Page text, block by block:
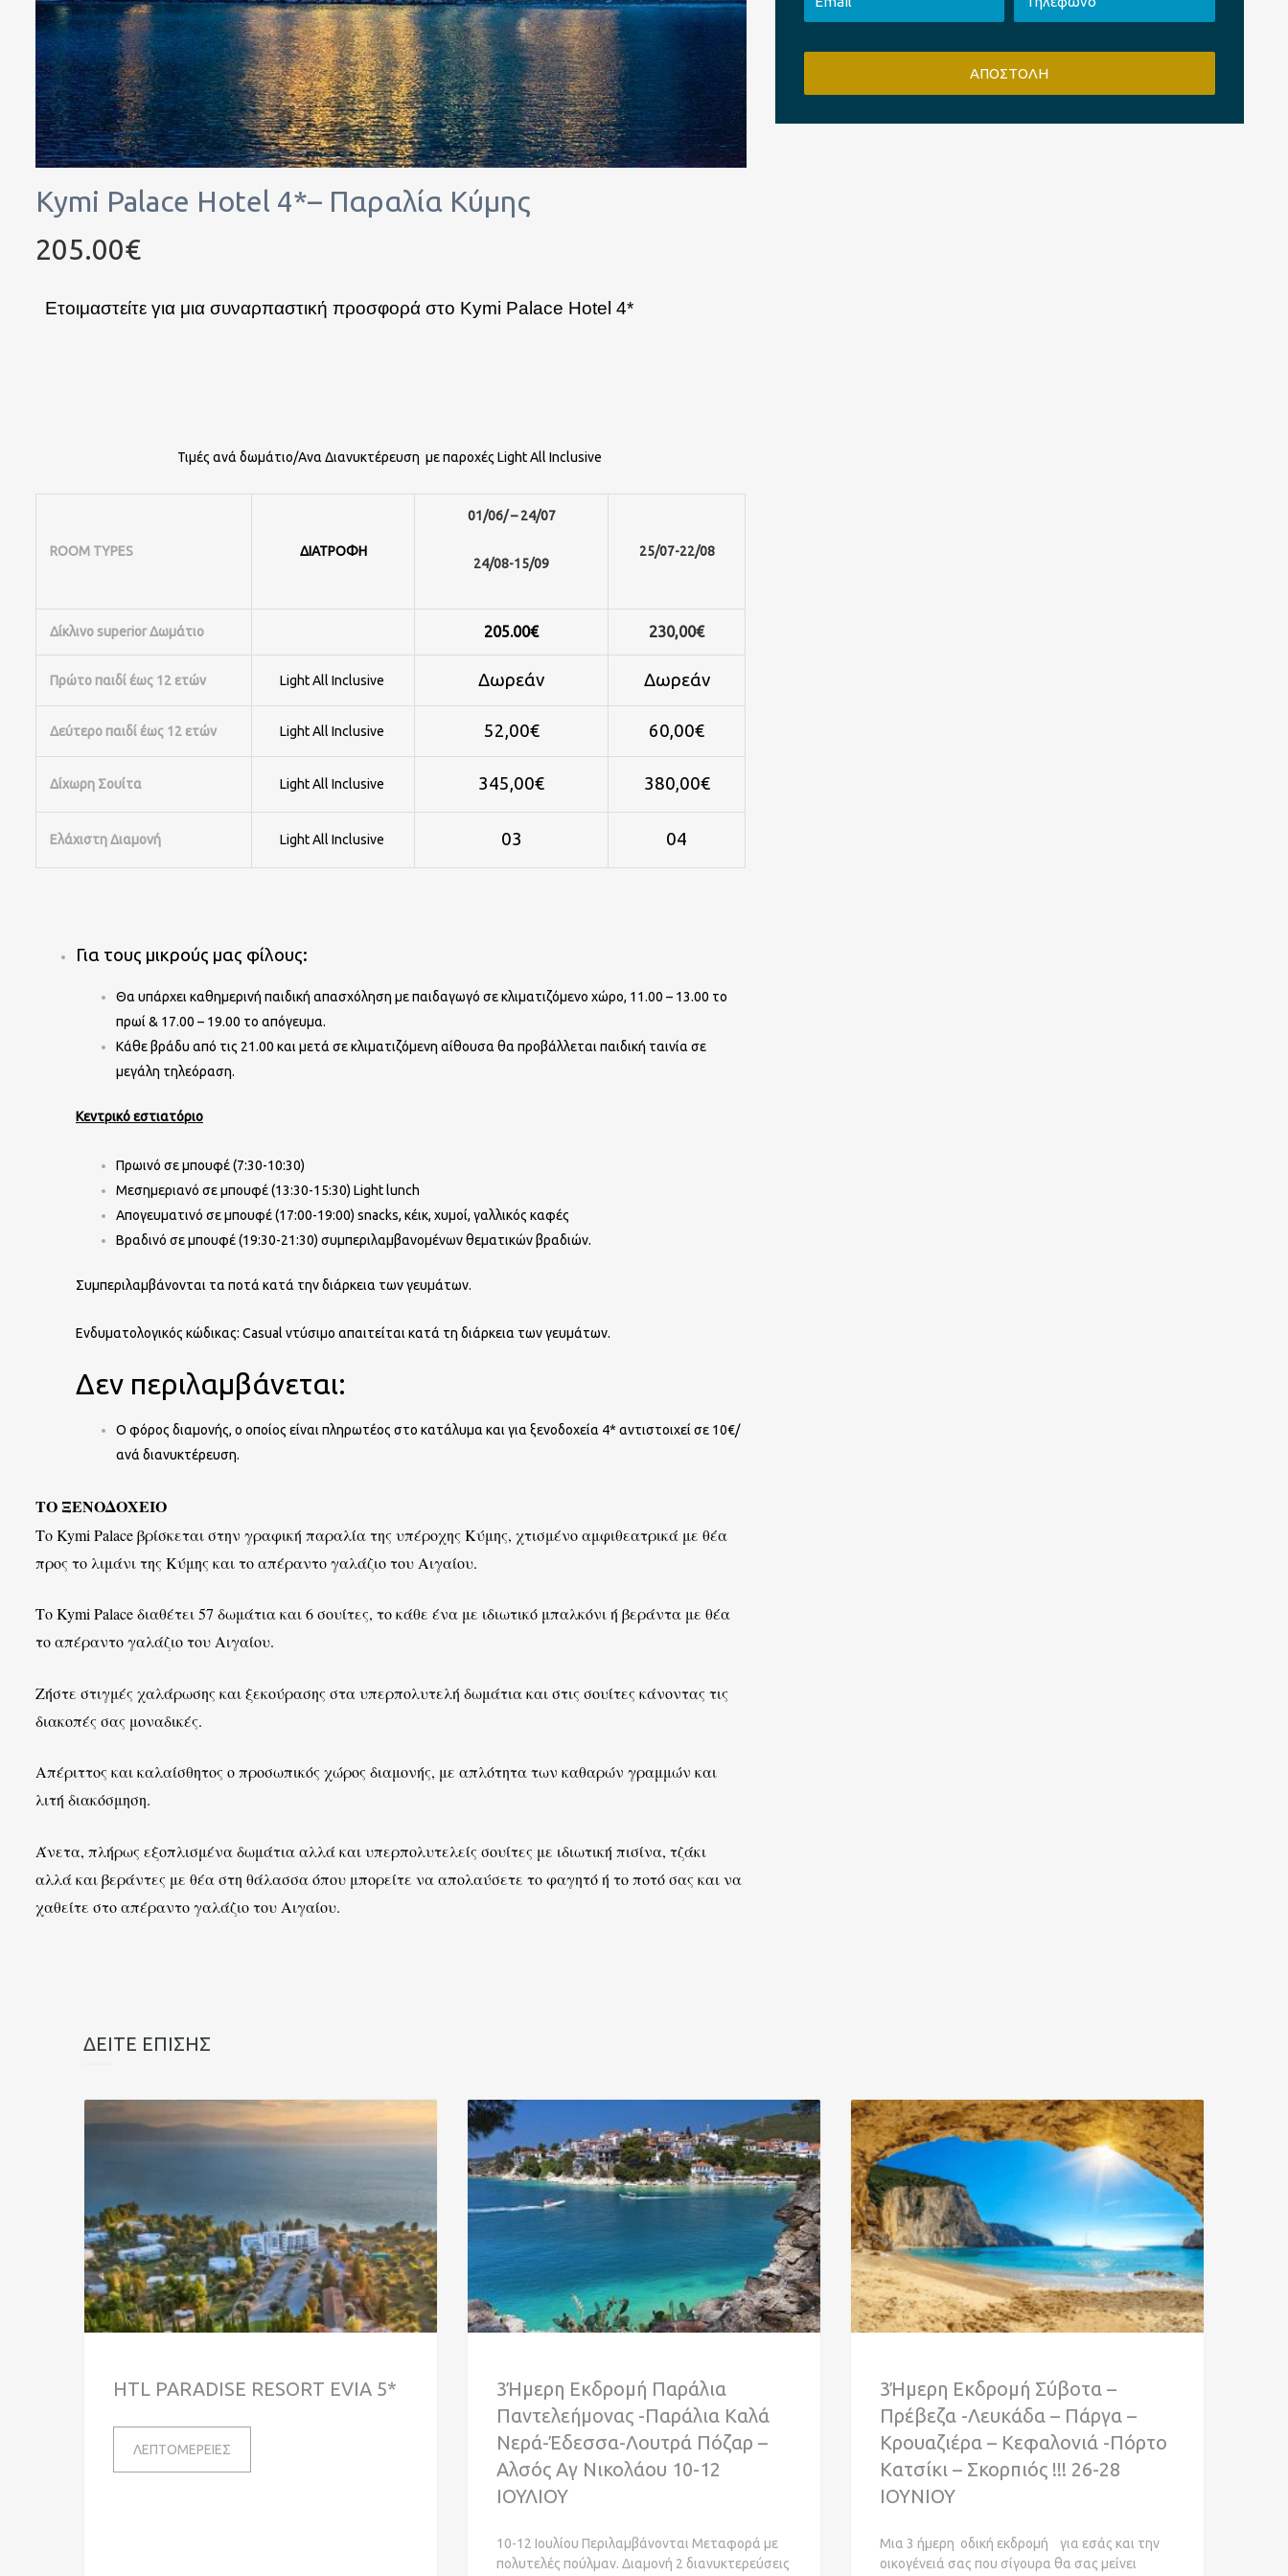
Kymi Palace Hotel 4*– Παραλία Κύμης
205.00€
Ετοιμαστείτε για μια συναρπαστική προσφορά στο Kymi Palace Hotel 4*
Τιμές ανά δωμάτιο/Aνα Διανυκτέρευση με παροχές Light All Inclusive
ROOM TYPES ΔΙΑΤΡΟΦΗ
01/06/ – 24/07
24/08-15/09
25/07-22/08
Δίκλινο superior Δωμάτιο 205.00€ 230,00€
Πρώτο παιδί έως 12 ετών Light All Inclusive Δωρεάν Δωρεάν
Δεύτερο παιδί έως 12 ετών Light All Inclusive 52,00€ 60,00€
Δίχωρη Σουίτα Light All Inclusive 345,00€ 380,00€
Ελάχιστη Διαμονή Light All Inclusive 03 04
Για τους μικρούς μας φίλους:
Θα υπάρχει καθημερινή παιδική απασχόληση με παιδαγωγό σε κλιματιζόμενο χώρο, 11.00 – 13.00 το
πρωί & 17.00 – 19.00 το απόγευμα.
Κάθε βράδυ από τις 21.00 και μετά σε κλιματιζόμενη αίθουσα θα προβάλλεται παιδική ταινία σε
μεγάλη τηλεόραση.
Κεντρικό εστιατόριο
Πρωινό σε μπουφέ (7:30-10:30)
Μεσημεριανό σε μπουφέ (13:30-15:30) Light lunch
Απογευματινό σε μπουφέ (17:00-19:00) snacks, κέικ, χυμοί, γαλλικός καφές
Βραδινό σε μπουφέ (19:30-21:30) συμπεριλαμβανομένων θεματικών βραδιών.
Συμπεριλαμβάνονται τα ποτά κατά την διάρκεια των γευμάτων.
Ενδυματολογικός κώδικας: Casual ντύσιμο απαιτείται κατά τη διάρκεια των γευμάτων.
Δεν περιλαμβάνεται:
Ο φόρος διαμονής, ο οποίος είναι πληρωτέος στο κατάλυμα και για ξενοδοχεία 4* αντιστοιχεί σε 10€/
ανά διανυκτέρευση.
ΤΟ ΞΕΝΟΔΟΧΕΙΟ
Το Kymi Palace βρίσκεται στην γραφική παραλία της υπέροχης Κύμης, χτισμένο αμφιθεατρικά με θέα
προς το λιμάνι της Κύμης και το απέραντο γαλάζιο του Αιγαίου.
Το Kymi Palace διαθέτει 57 δωμάτια και 6 σουίτες, το κάθε ένα με ιδιωτικό μπαλκόνι ή βεράντα με θέα
το απέραντο γαλάζιο του Αιγαίου.
Ζήστε στιγμές χαλάρωσης και ξεκούρασης στα υπερπολυτελή δωμάτια και στις σουίτες κάνοντας τις
διακοπές σας μοναδικές.
Απέριττος και καλαίσθητος ο προσωπικός χώρος διαμονής, με απλότητα των καθαρών γραμμών και
λιτή διακόσμηση.
Άνετα, πλήρως εξοπλισμένα δωμάτια αλλά και υπερπολυτελείς σουίτες με ιδιωτική πισίνα, τζάκι
αλλά και βεράντες με θέα στη θάλασσα όπου μπορείτε να απολαύσετε το φαγητό ή το ποτό σας και να
χαθείτε στο απέραντο γαλάζιο του Αιγαίου.
ΑΠΟΣΤΟΛΗ
ΔΕΙΤΕ ΕΠΙΣΗΣ
HTL PARADISE RESORT EVIA 5*
ΛΕΠΤΟΜΕΡΕΙΕΣ
3Ήμερη Εκδρομή Παράλια
Παντελεήμονας -Παράλια Καλά
Νερά-Έδεσσα-Λουτρά Πόζαρ –
Αλσός Αγ Νικολάου 10-12
ΙΟΥΛΙΟΥ
10-12 Ιουλίου Περιλαμβάνονται Μεταφορά με
πολυτελές πούλμαν. Διαμονή 2 διανυκτερεύσεις
3Ήμερη Εκδρομή Σύβοτα –
Πρέβεζα -Λευκάδα – Πάργα –
Κρουαζιέρα – Κεφαλονιά -Πόρτο
Κατσίκι – Σκορπιός !!! 26-28
ΙΟΥΝΙΟΥ
Μια 3 ήμερη οδική εκδρομή για εσάς και την
οικογένειά σας που σίγουρα θα σας μείνει